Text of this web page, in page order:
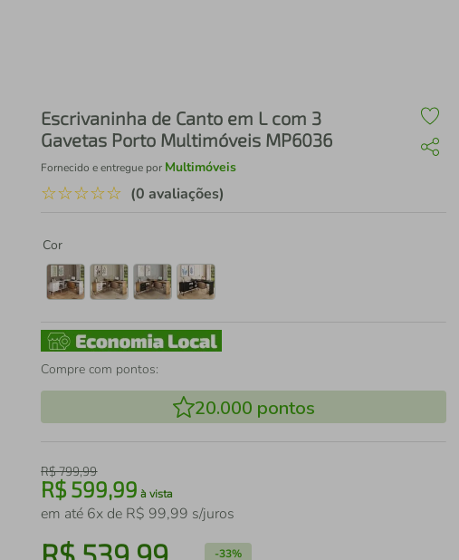
Escrivaninha de Canto em L com 3
Gavetas Porto Multimóveis MP6036
Fornecido e entregue por Multimóveis
☆☆☆☆☆ (0 avaliações)
Cor
Compre com pontos:
20.000 pontos
R$799,99
R$599,99 à vista
em até 6x de R$ 99,99 s/juros
-33%